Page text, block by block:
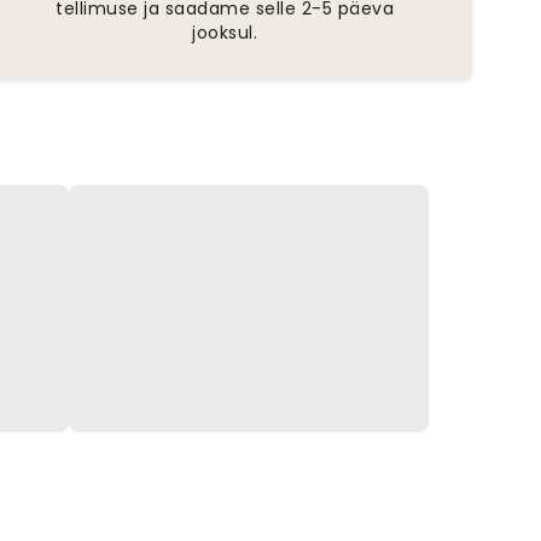
tellimuse ja saadame selle 2-5 päeva
jooksul.